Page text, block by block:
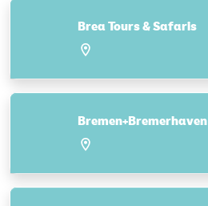
Brea Tours & Safaris
Bremen+Bremerhaven